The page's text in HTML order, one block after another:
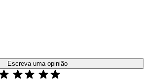
Escreva uma opinião